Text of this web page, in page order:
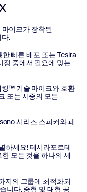
이크가 장착된
다.
빠른 배포 또는 Tesira
정 중에서 필요에 맞는
킹™ 기술 마이크와 호환
또는 시중의 모든
시리즈 스피커와 페
하세요! 테시라포르테
모든 것을 하나의 세
지의 그룹에 최적화되
니다. 중형 및 대형 공